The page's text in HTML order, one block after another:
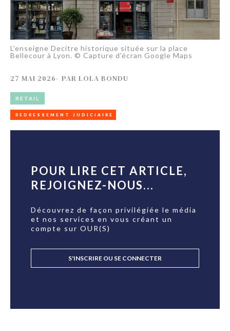
L'enseigne Decitre historique située sur la place
Bellecour à Lyon. © Capture d'écran Google Maps
27 MAI 2026- PAR LOLA BONDU
RETAIL
REDRESSEMENT JUDICIAIRE
POUR LIRE CET ARTICLE,
REJOIGNEZ-NOUS...
Découvrez de façon privilégiée le média
et nos services en vous créant un
compte sur OUR(S)
S'INSCRIRE OU SE CONNECTER